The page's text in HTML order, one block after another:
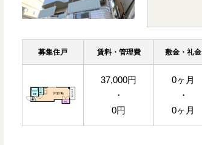
募集住戸 賃料・管理費 敷金・礼金
37,000円
・
0円
0ヶ月
・
0ヶ月